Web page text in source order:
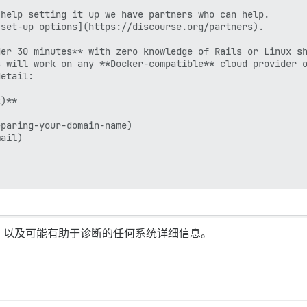
setting it up we have partners who can help.
up options](https://discourse.org/partners).
30 minutes** with zero knowledge of Rails or Linux
work on any **Docker-compatible** cloud
your-domain-name)
及可能有助于诊断的任何系统详细信息。